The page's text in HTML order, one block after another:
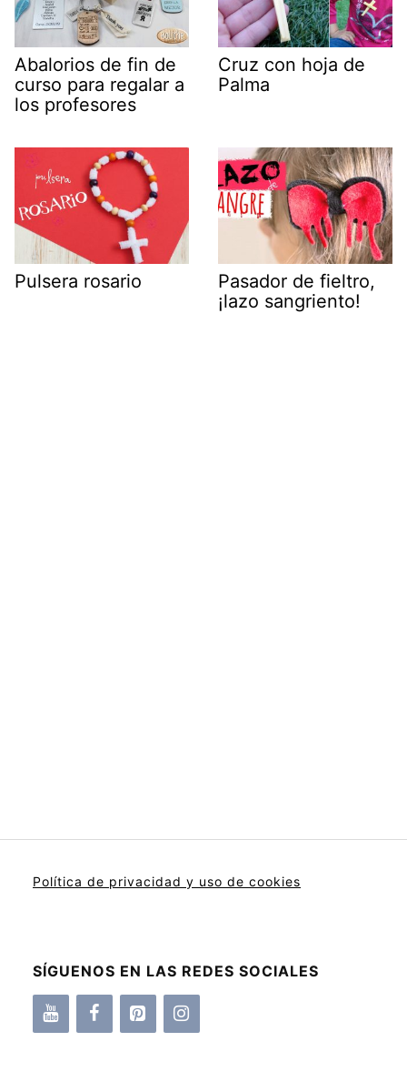
Abalorios de fin de
curso para regalar a
los profesores
Cruz con hoja de
Palma
Pulsera rosario
Pasador de fieltro,
¡lazo sangriento!
Política de privacidad y uso de cookies
SÍGUENOS EN LAS REDES SOCIALES